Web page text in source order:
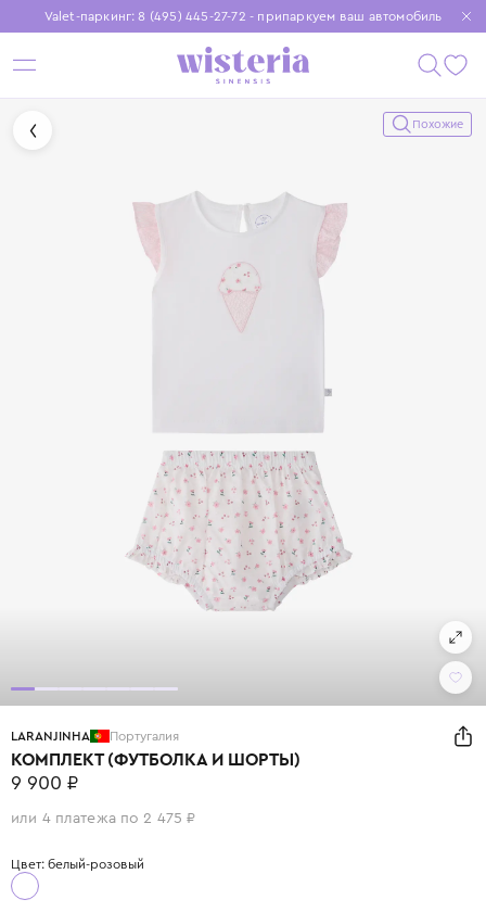
Valet-паркинг: 8 (495) 445-27-72 - припаркуем ваш автомобиль
Бесплатная доставка при заказе от 15 000 ₽
Установите приложение, чтобы покупки были еще удобнее
Похожие
LARANJINHA Португалия
КОМПЛЕКТ (ФУТБОЛКА И ШОРТЫ)
9 900 ₽
или 4 платежа по 2 475 ₽
Цвет: белый-розовый